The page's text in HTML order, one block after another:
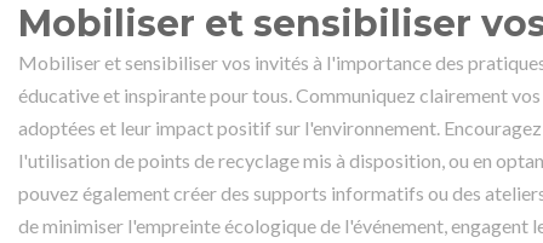
Mobiliser et sensibiliser
Mobiliser et sensibiliser vos invités à l'importance des
éducative et inspirante pour tous. Communiquez clairement
adoptées et leur impact positif sur l'environnement.
l'utilisation de points de recyclage mis à disposition, ou en
pouvez également créer des supports informatifs ou des
de minimiser l'empreinte écologique de l'événement,